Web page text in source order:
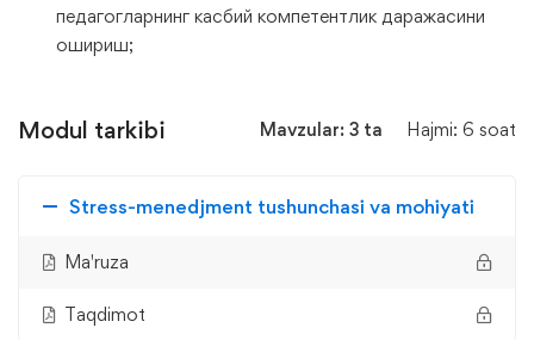
педагогларнинг касбий компетентлик даражасини
ошириш;
Modul tarkibi Mavzular: 3 ta Hajmi: 6 soat
Stress-menedjment tushunchasi va mohiyati
Ma'ruza
Taqdimot